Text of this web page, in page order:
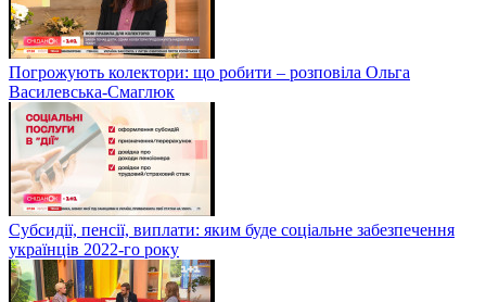
Погрожують колектори: що робити – розповіла Ольга
Василевська-Смаглюк
Субсидії, пенсії, виплати: яким буде соціальне забезпечення
українців 2022-го року